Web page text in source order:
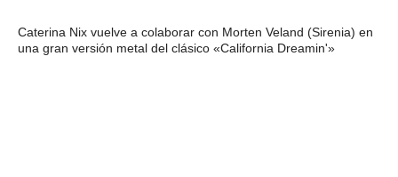
Caterina Nix vuelve a colaborar con Morten Veland (Sirenia) en
una gran versión metal del clásico «California Dreamin'»